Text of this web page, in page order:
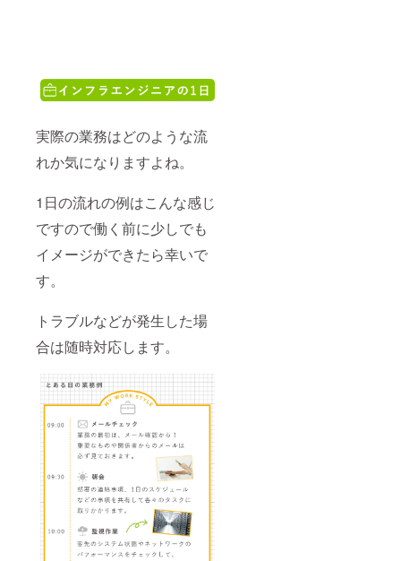
実際の業務はどのような流
れか気になりますよね。
1日の流れの例はこんな感じ
ですので働く前に少しでも
イメージができたら幸いで
す。
トラブルなどが発生した場
合は随時対応します。